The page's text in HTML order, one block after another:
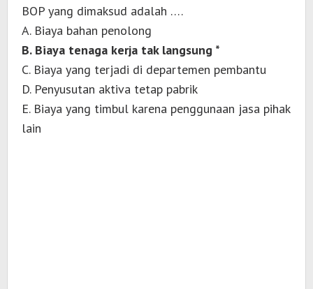
BOP yang dimaksud adalah ….
A. Biaya bahan penolong
B. Biaya tenaga kerja tak langsung *
C. Biaya yang terjadi di departemen pembantu
D. Penyusutan aktiva tetap pabrik
E. Biaya yang timbul karena penggunaan jasa pihak
lain